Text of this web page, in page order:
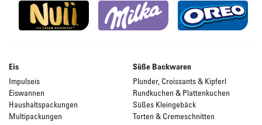
Eis
Impulseis
Eiswannen
Haushaltspackungen
Multipackungen
Süße Backwaren
Plunder, Croissants & Kipferl
Rundkuchen & Plattenkuchen
Süßes Kleingebäck
Torten & Cremeschnitten